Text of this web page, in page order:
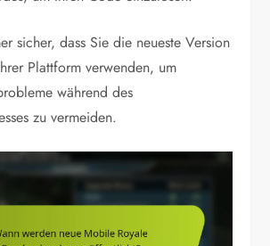
sicher, dass Sie die neueste Version
Plattform verwenden, um
während des
zu vermeiden.